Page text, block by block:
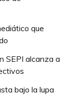
que
SEPI alcanza a
bajo la lupa